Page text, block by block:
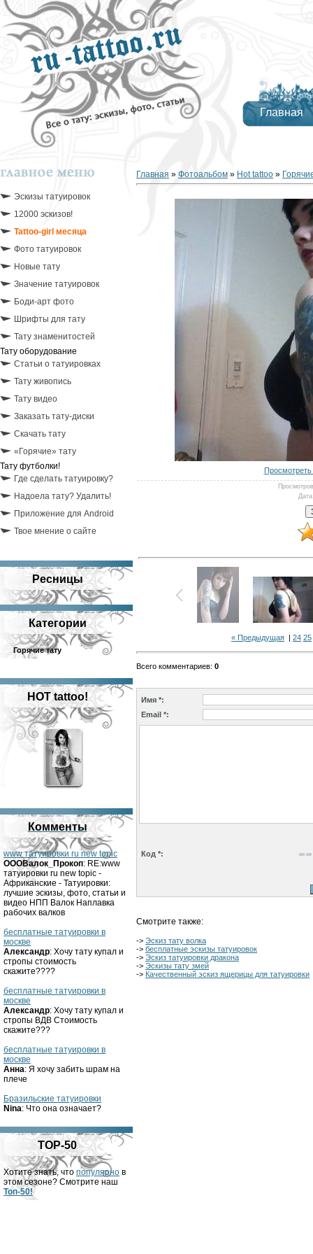
Главная
Эскизы татуировок
12000 эскизов!
Tattoo-girl месяца
Фото татуировок
Новые тату
Значение татуировок
Боди-арт фото
Шрифты для тату
Тату знаменитостей
Тату оборудование
Статьи о татуировках
Тату живопись
Тату видео
Заказать тату-диски
Скачать тату
«Горячие» тату
Тату футболки!
Где сделать татуировку?
Надоела тату? Удалить!
Приложение для Android
Твое мнение о сайте
Ресницы
Категории
Горячие тату
HOT tattoo!
Комменты
www татуировки ru new topic
OOOВалок_Прокоп: RE:www
татуировки ru new topic -
Африканские - Татуировки:
лучшие эскизы, фото, статьи и
видео НПП Валок Наплавка
рабочих валков
бесплатные татуировки в
москве
Александр: Хочу тату купал и
стропы стоимость
скажите????
бесплатные татуировки в
москве
Александр: Хочу тату купал и
стропы ВДВ Стоимость
скажите???
бесплатные татуировки в
москве
Анна: Я хочу забить шрам на
плече
Бразильские татуировки
Nina: Что она означает?
TOP-50
Хотите знать, что популярно в
этом сезоне? Смотрите наш
Топ-50!
Главная » Фотоальбом » Hot tattoo »
Просмотров
Дата
« Предыдущая | 24 25
Всего комментариев: 0
Имя *:
Email *:
Код *:
Смотрите также:
-> Эскиз тату волка
-> бесплатные эскизы татуировок
-> Эскиз татуировки дракона
-> Эскизы тату змей
-> Качественный эскиз ящерицы для татуировки